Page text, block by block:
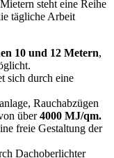
steht eine Reihe
tägliche Arbeit
10 und 12 Metern,
sich durch eine
Rauchabzügen
über4000 MJ/qm.
freie Gestaltung der
Dachoberlichter